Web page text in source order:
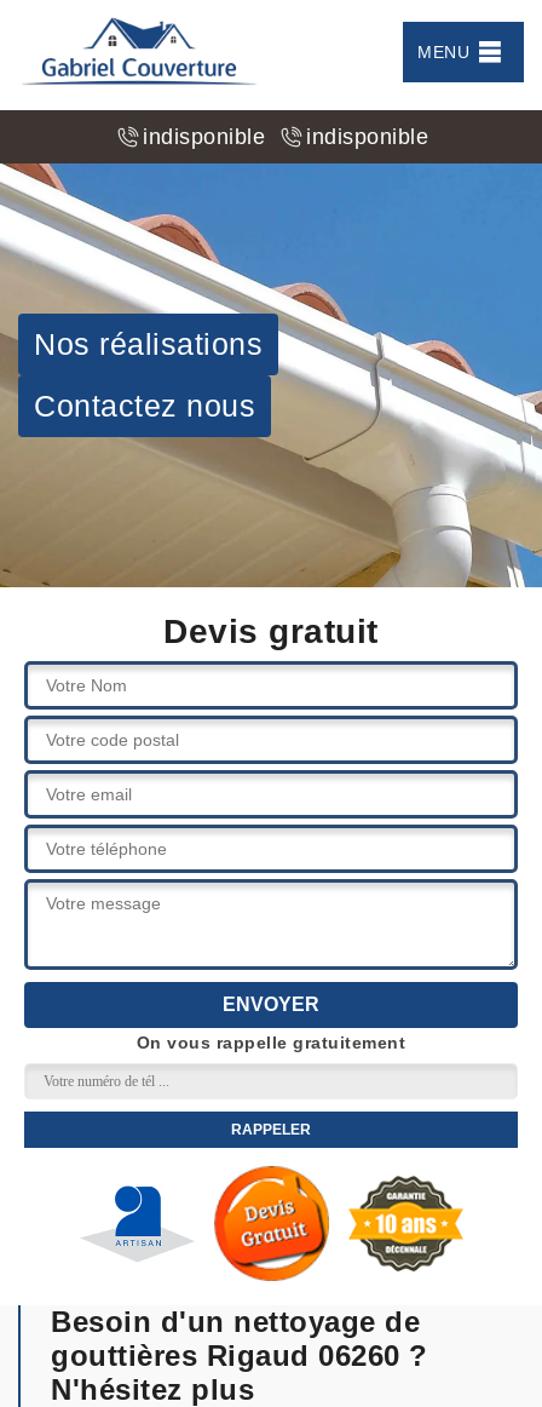
MENU
indisponible indisponible
Nos réalisations
Contactez nous
Devis gratuit
On vous rappelle gratuitement
Besoin d'un nettoyage de
gouttières Rigaud 06260 ?
N'hésitez plus